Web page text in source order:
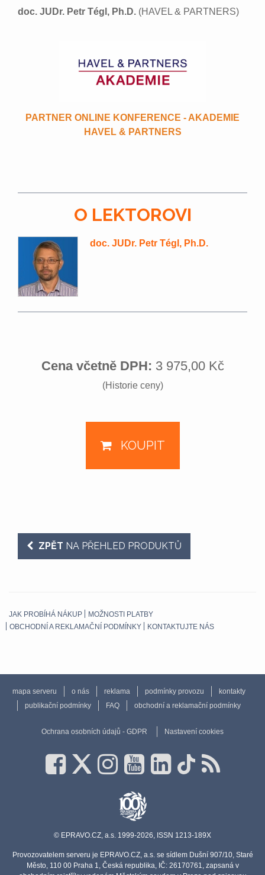
doc. JUDr. Petr Tégl, Ph.D. (HAVEL & PARTNERS)
PARTNER ONLINE KONFERENCE - AKADEMIE
HAVEL & PARTNERS
O LEKTOROVI
doc. JUDr. Petr Tégl, Ph.D.
Cena včetně DPH: 3 975,00 Kč
(Historie ceny)
KOUPIT
ZPĚT NA PŘEHLED PRODUKTŮ
JAK PROBÍHÁ NÁKUP
MOŽNOSTI PLATBY
OBCHODNÍ A REKLAMAČNÍ PODMÍNKY
KONTAKTUJTE NÁS
mapa serveru o nás reklama podmínky provozu
kontakty
publikační podmínky
FAQ obchodní a reklamační podmínky
Ochrana osobních údajů - GDPR Nastavení cookies
© EPRAVO.CZ, a.s. 1999-2026, ISSN 1213-189X
Provozovatelem serveru je EPRAVO.CZ, a.s. se sídlem Dušní 907/10, Staré
Město, 110 00 Praha 1, Česká republika, IČ: 26170761, zapsaná v